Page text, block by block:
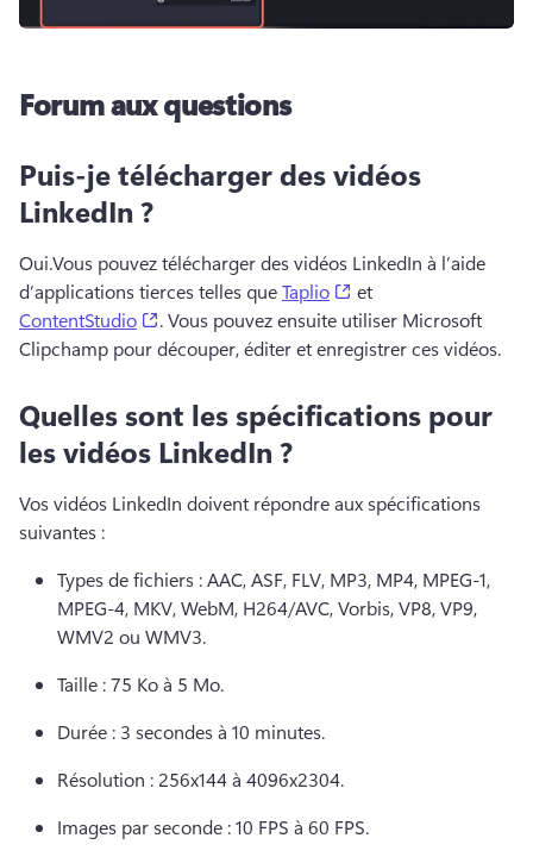
Forum aux questions
Puis-je télécharger des vidéos
LinkedIn ?
Oui.Vous pouvez télécharger des vidéos LinkedIn à l’aide
d’applications tierces telles que Taplio (opens in a new tab)
et
ContentStudio
(opens in a new tab)
. Vous pouvez ensuite utiliser Microsoft
Clipchamp pour découper, éditer et enregistrer ces vidéos.
Quelles sont les spécifications pour
les vidéos LinkedIn ?
Vos vidéos LinkedIn doivent répondre aux spécifications
suivantes :
Types de fichiers : AAC, ASF, FLV, MP3, MP4, MPEG-1,
MPEG-4, MKV, WebM, H264/AVC, Vorbis, VP8, VP9,
WMV2 ou WMV3.
Taille : 75 Ko à 5 Mo.
Durée : 3 secondes à 10 minutes.
Résolution : 256x144 à 4096x2304.
Images par seconde : 10 FPS à 60 FPS.